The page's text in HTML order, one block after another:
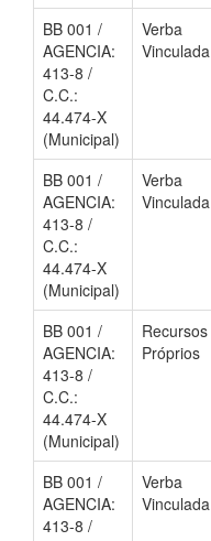
BB 001 /
AGENCIA:
413-8 /
C.C.:
44.474-X
(Municipal)
Verba
Vinculada
BB 001 /
AGENCIA:
413-8 /
C.C.:
44.474-X
(Municipal)
Verba
Vinculada
BB 001 /
AGENCIA:
413-8 /
C.C.:
44.474-X
(Municipal)
Recursos
Próprios
BB 001 /
AGENCIA:
413-8 /
Verba
Vinculada